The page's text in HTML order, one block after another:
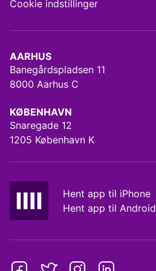
AARHUS
Banegårdspladsen 11
8000 Aarhus C
KØBENHAVN
Snaregade 12
1205 København K
Hent app til iPhone
Hent app til Android
Cookie indstillinger